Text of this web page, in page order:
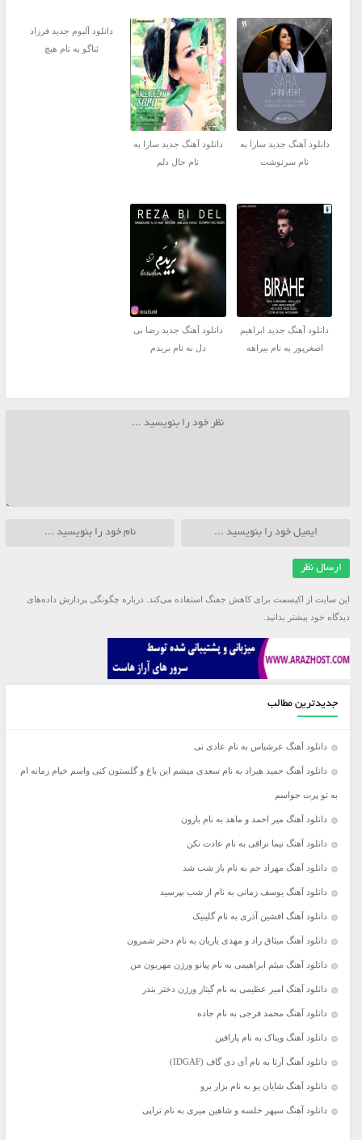
دانلود آهنگ جدید سارا به
نام سرنوشت
دانلود آهنگ جدید سارا به
نام حال دلم
دانلود آلبوم جدید فرزاد
ثناگو به نام هیچ
دانلود آهنگ جدید ابراهیم
اصغرپور به نام بیراهه
دانلود آهنگ جدید رضا بی
دل به نام بریدم
این سایت از اکیسمت برای کاهش جفنگ استفاده می‌کند. درباره چگونگی پردازش داده‌های
دیدگاه خود بیشتر بدانید.
جدیدترین مطالب
دانلود آهنگ عرشیاس به نام عادی نی
دانلود آهنگ حمید هیراد به نام سعدی میشم این باغ و گلستون کنی واسم خیام زمانه ام
به تو پرت حواسم
دانلود آهنگ میر احمد و ماهد به نام بارون
دانلود آهنگ نیما نراقی به نام عادت نکن
دانلود آهنگ مهراد جم به نام باز شب شد
دانلود آهنگ یوسف زمانی به نام از شب بپرسید
دانلود آهنگ افشین آذری به نام گلینیک
دانلود آهنگ میثاق راد و مهدی یاریان به نام دختر شمرون
دانلود آهنگ میثم ابراهیمی به نام پیانو ورژن مهربون من
دانلود آهنگ امیر عظیمی به نام گیتار ورژن دختر بندر
دانلود آهنگ محمد فرجی به نام جاده
دانلود آهنگ ویناک به نام پارافین
دانلود آهنگ آرتا به نام آی دی گاف (IDGAF)
دانلود آهنگ شایان یو به نام بزار برو
دانلود آهنگ سپهر خلسه و شاهین میری به نام تراپی